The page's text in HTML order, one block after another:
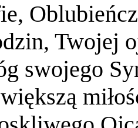
Twojej
swojego